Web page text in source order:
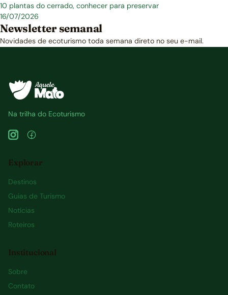
10 plantas do cerrado, conhecer para preservar
16/07/2026
Newsletter semanal
Novidades de ecoturismo toda semana direto no seu e-mail.
Na trilha do Ecoturismo
Explorar
Destinos
Guias de Turismo
Notícias
Roteiros
Institucional
Sobre
Contato